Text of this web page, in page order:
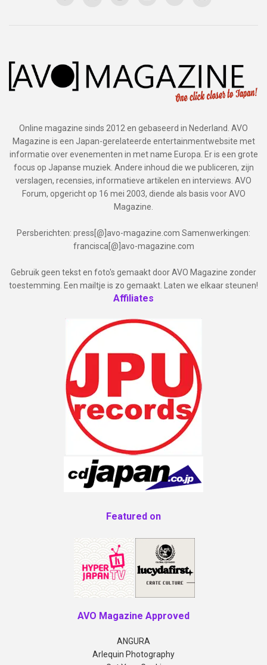
Online magazine sinds 2012 en gebaseerd in Nederland. AVO
Magazine is een Japan-gerelateerde entertainmentwebsite met
informatie over evenementen in met name Europa. Er is een grote
focus op Japanse muziek. Andere inhoud die we publiceren, zijn
verslagen, recensies, informatieve artikelen en interviews. AVO
Forum, opgericht op 16 mei 2003, diende als basis voor AVO
Magazine.
Persberichten: press[@]avo-magazine.com Samenwerkingen:
francisca[@]avo-magazine.com
Gebruik geen tekst en foto's gemaakt door AVO Magazine zonder
toestemming. Een mailtje is zo gemaakt. Laten we elkaar steunen!
Affiliates
Featured on
AVO Magazine Approved
ANGURA
Arlequin Photography